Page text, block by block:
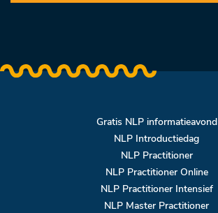
Gratis NLP informatieavond
NLP Introductiedag
NLP Practitioner
NLP Practitioner Online
NLP Practitioner Intensief
NLP Master Practitioner